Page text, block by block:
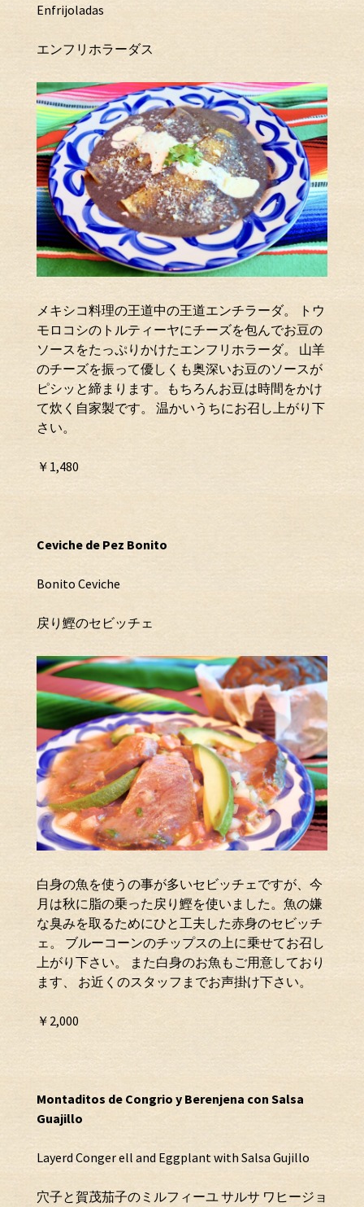
Enfrijoladas
エンフリホラーダス
メキシコ料理の王道中の王道エンチラーダ。 トウ
モロコシのトルティーヤにチーズを包んでお豆の
ソースをたっぷりかけたエンフリホラーダ。 山羊
のチーズを振って優しくも奥深いお豆のソースが
ピシッと締まります。もちろんお豆は時間をかけ
て炊く自家製です。 温かいうちにお召し上がり下
さい。
￥1,480
Ceviche de Pez Bonito
Bonito Ceviche
戻り鰹のセビッチェ
白身の魚を使うの事が多いセビッチェですが、今
月は秋に脂の乗った戻り鰹を使いました。魚の嫌
な臭みを取るためにひと工夫した赤身のセビッチ
ェ。 ブルーコーンのチップスの上に乗せてお召し
上がり下さい。 また白身のお魚もご用意しており
ます、 お近くのスタッフまでお声掛け下さい。
￥2,000
Montaditos de Congrio y Berenjena con Salsa
Guajillo
Layerd Conger ell and Eggplant with Salsa Gujillo
穴子と賀茂茄子のミルフィーユ サルサ ワヒージョ